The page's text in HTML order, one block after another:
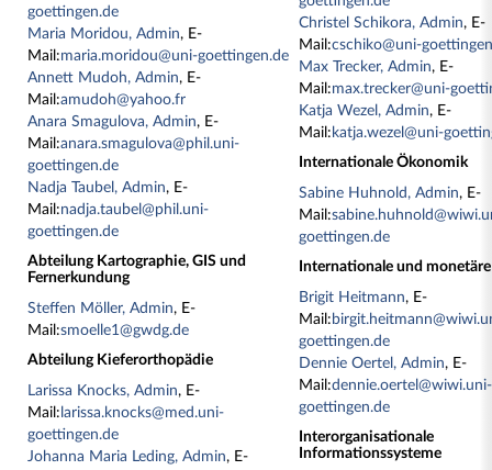
goettingen.de
Maria Moridou, Admin, E-
Mail:maria.moridou@uni-goettingen.de
Annett Mudoh, Admin, E-
Mail:amudoh@yahoo.fr
Anara Smagulova, Admin, E-
Mail:anara.smagulova@phil.uni-
goettingen.de
Nadja Taubel, Admin, E-
Mail:nadja.taubel@phil.uni-
goettingen.de
Abteilung Kartographie, GIS und
Fernerkundung
Steffen Möller, Admin, E-
Mail:smoelle1@gwdg.de
Abteilung Kieferorthopädie
Larissa Knocks, Admin, E-
Mail: larissa.knocks@med.uni-
goettingen.de
Johanna Maria Leding, Admin, E-
Christel Schikora, Admin, E-
Mail:cschiko@uni-
Max Trecker, Admin, E-
Mail:max.trecker@uni-
Katja Wezel, Admin, E-
Mail: katja.wezel@uni-
Internationale Ökonomik
Sabine Huhnold, Admin, E-
Mail:
goettingen.de
Internationale und
Brigit Heitmann, E-
Mail:
goettingen.de
Dennie Oertel, Admin, E-
Mail:dennie.oertel@wiwi.uni-
goettingen.de
Interorganisationale
Informationssysteme